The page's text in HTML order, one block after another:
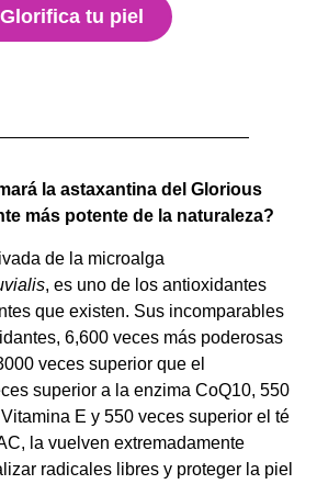
Glorifica tu piel
la astaxantina del Glorious
más potente de la naturaleza?
de la microalga
, es uno de los antioxidantes
que existen. Sus incomparables
6,600 veces más poderosas
veces superior que el
superior a la enzima CoQ10, 550
E y 550 veces superior el té
la vuelven extremadamente
radicales libres y proteger la piel